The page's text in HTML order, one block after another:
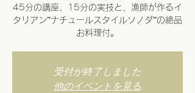
45分の講座、15分の実技と、漁師が作るイ
タリアン”ナチュールスタイルソノダ”の絶品
お料理付。
受付が終了しました
他のイベントを見る